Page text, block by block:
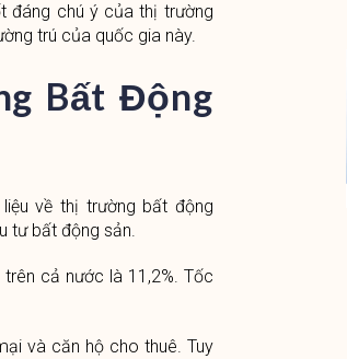
đáng chú ý của thị trường
trú của quốc gia này.
Bất Động
về thị trường bất động
tư bất động sản.
cả nước là 11,2%. Tốc
và căn hộ cho thuê. Tuy